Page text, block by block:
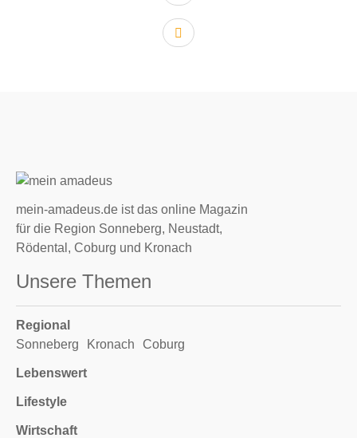
nächster Artikel:
mein-amadeus.de ist das online Magazin
für die Region Sonneberg, Neustadt,
Rödental, Coburg und Kronach
Unsere Themen
Regional
Sonneberg
Kronach Coburg
Lebenswert
Lifestyle
Wirtschaft